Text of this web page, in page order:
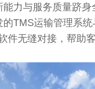
力与服务质量跻
TMS运输管理系
件无缝对接，帮助